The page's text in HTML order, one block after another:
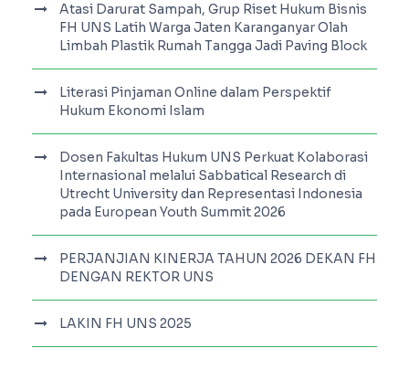
Atasi Darurat Sampah, Grup Riset Hukum Bisnis
FH UNS Latih Warga Jaten Karanganyar Olah
Limbah Plastik Rumah Tangga Jadi Paving Block
Literasi Pinjaman Online dalam Perspektif
Hukum Ekonomi Islam
Dosen Fakultas Hukum UNS Perkuat Kolaborasi
Internasional melalui Sabbatical Research di
Utrecht University dan Representasi Indonesia
pada European Youth Summit 2026
PERJANJIAN KINERJA TAHUN 2026 DEKAN FH
DENGAN REKTOR UNS
LAKIN FH UNS 2025